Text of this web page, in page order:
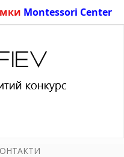
Montessori Center